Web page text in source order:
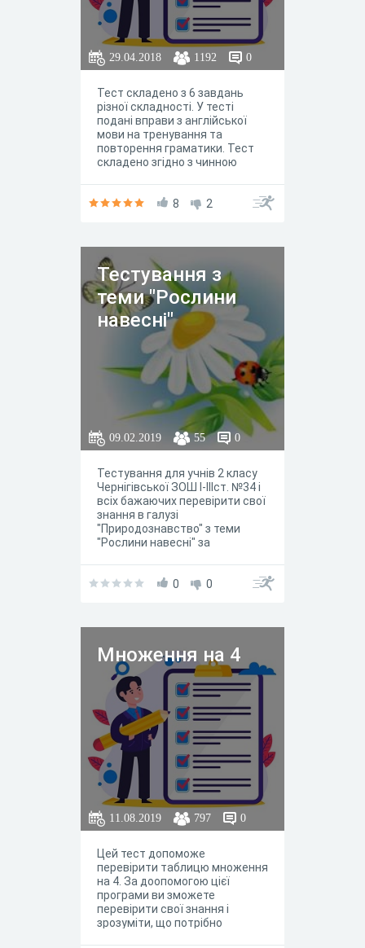
29.04.2018 1192 0
Тест складено з 6 завдань
різної складності. У тесті
подані вправи з англійської
мови на тренування та
повторення граматики. Тест
складено згідно з чинною
2017р.
8 2
Тестування з
теми "Рослини
навесні"
09.02.2019 55 0
Тестування для учнів 2 класу
Чернігівської ЗОШ І-ІІІст. №34 і
всіх бажаючих перевірити свої
знання в галузі
"Природознавство" з теми
"Рослини навесні" за
0
0
Множення на 4
11.08.2019 797 0
Цей тест допоможе
перевірити таблицю множення
на 4. За доопомогою цієї
програми ви зможете
перевірити свої знання і
зрозуміти, що потрібно